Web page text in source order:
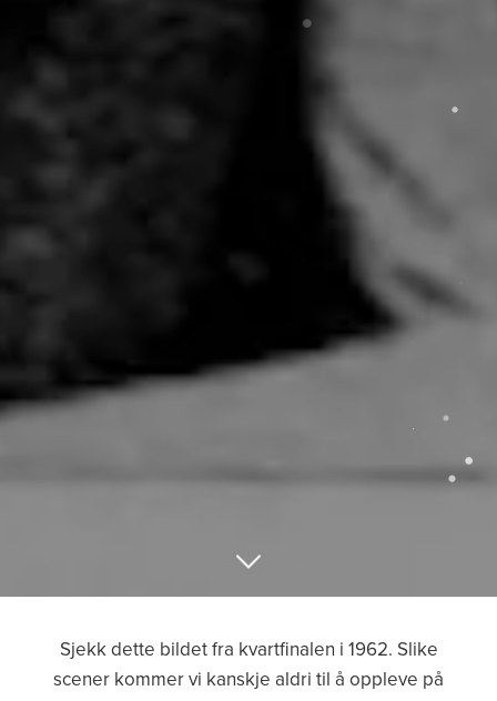
Sjekk dette bildet fra kvartfinalen i 1962. Slike
scener kommer vi kanskje aldri til å oppleve på